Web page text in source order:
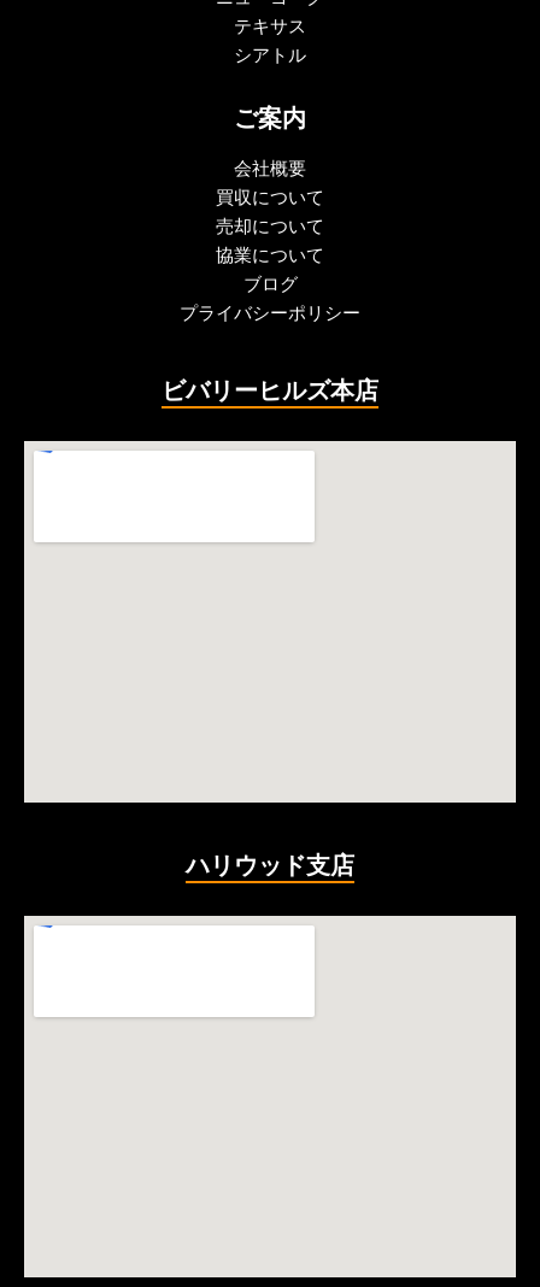
テキサス
シアトル
ご案内
会社概要
買収について
売却について
協業について
ブログ
プライバシーポリシー
ビバリーヒルズ本店
ハリウッド支店